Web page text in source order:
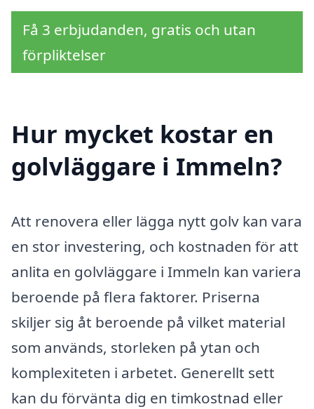
Få 3 erbjudanden, gratis och utan
förpliktelser
Hur mycket kostar en
golvläggare i Immeln?
Att renovera eller lägga nytt golv kan vara
en stor investering, och kostnaden för att
anlita en golvläggare i Immeln kan variera
beroende på flera faktorer. Priserna
skiljer sig åt beroende på vilket material
som används, storleken på ytan och
komplexiteten i arbetet. Generellt sett
kan du förvänta dig en timkostnad eller